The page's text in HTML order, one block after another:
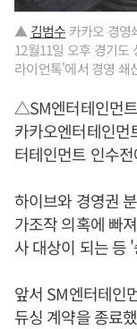
▲ 김범수 카카오 경영
12월11일 오후 경기도
라이언톡'에서 경영 쇄
△SM엔터테인먼
카카오엔터테인먼
터테인먼트 인수
하이브와 경영권
가조작 의혹에 빠져
사 대상이 되는 등
앞서 SM엔터테인
듀싱 계약을 종료